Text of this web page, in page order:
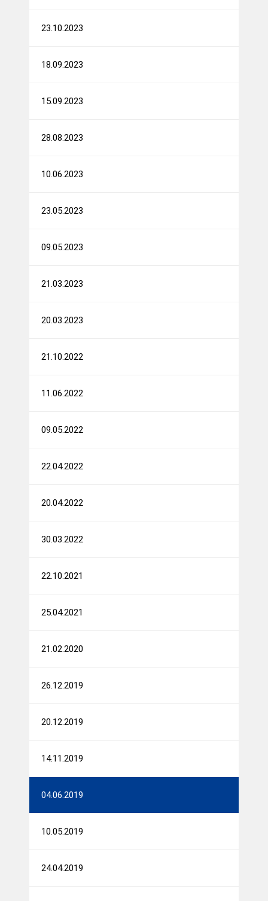
23.10.2023
18.09.2023
15.09.2023
28.08.2023
10.06.2023
23.05.2023
09.05.2023
21.03.2023
20.03.2023
21.10.2022
11.06.2022
09.05.2022
22.04.2022
20.04.2022
30.03.2022
22.10.2021
25.04.2021
21.02.2020
26.12.2019
20.12.2019
14.11.2019
04.06.2019
10.05.2019
24.04.2019